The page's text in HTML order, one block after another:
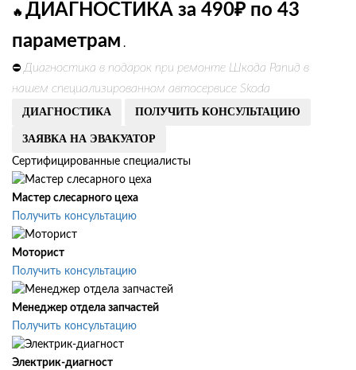
🔥 ДИАГНОСТИКА за 490₽ по 43
параметрам .
⛔ Диагностика в подарок при ремонте Шкода Рапид в
нашем специализированном автосервисе Skoda
ДИАГНОСТИКА ПОЛУЧИТЬ КОНСУЛЬТАЦИЮ
ЗАЯВКА НА ЭВАКУАТОР
Сертифицированные специалисты
Мастер слесарного цеха
Получить консультацию
Моторист
Получить консультацию
Менеджер отдела запчастей
Получить консультацию
Электрик-диагност